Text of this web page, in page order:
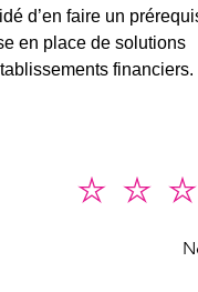
d’en faire un
en place de solutions
financiers.